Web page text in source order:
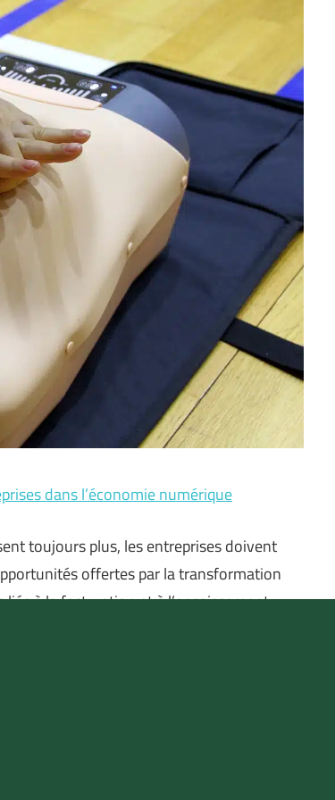
dans l’économie numérique
toujours plus, les entreprises doivent
offertes par la transformation
à la facturation et à l’encaissement